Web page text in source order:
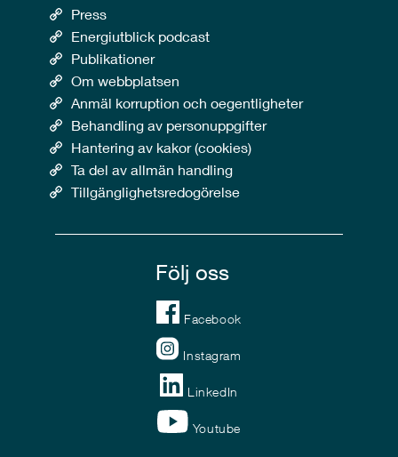
Press
Energiutblick podcast
Publikationer
Om webbplatsen
Anmäl korruption och oegentligheter
Behandling av personuppgifter
Hantering av kakor (cookies)
Ta del av allmän handling
Tillgänglighetsredogörelse
Följ oss
Facebook
Instagram
LinkedIn
Youtube